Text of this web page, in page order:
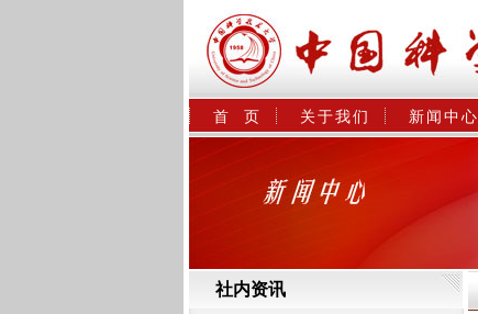
首  页 关于我们 新闻中心
社内资讯